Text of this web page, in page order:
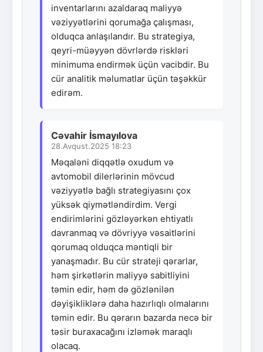
inventarlarını azaldaraq maliyyə
vəziyyətlərini qorumağa çalışması,
olduqca anlaşılandır. Bu strategiya,
qeyri-müəyyən dövrlərdə riskləri
minimuma endirmək üçün vacibdir. Bu
cür analitik məlumatlar üçün təşəkkür
edirəm.
Cəvahir İsmayılova
28.Avqust.2025 18:23
Məqaləni diqqətlə oxudum və
avtomobil dilerlərinin mövcud
vəziyyətlə bağlı strategiyasını çox
yüksək qiymətləndirdim. Vergi
endirimlərini gözləyərkən ehtiyatlı
davranmaq və dövriyyə vəsaitlərini
qorumaq olduqca məntiqli bir
yanaşmadır. Bu cür strateji qərarlar,
həm şirkətlərin maliyyə sabitliyini
təmin edir, həm də gözlənilən
dəyişikliklərə daha hazırlıqlı olmalarını
təmin edir. Bu qərarın bazarda necə bir
təsir buraxacağını izləmək maraqlı
olacaq.